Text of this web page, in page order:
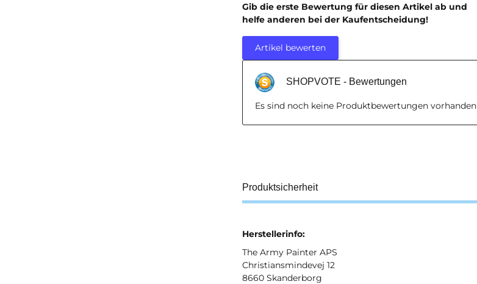
Gib die erste Bewertung für diesen Artikel ab und
helfe anderen bei der Kaufentscheidung!
Artikel bewerten
SHOPVOTE - Bewertungen
Es sind noch keine Produktbewertungen vorhanden
Produktsicherheit
Herstellerinfo:
The Army Painter APS
Christiansmindevej 12
8660 Skanderborg